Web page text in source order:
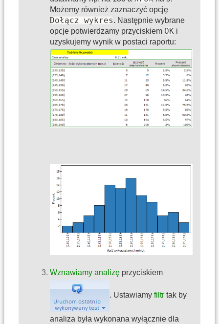
Możemy również zaznaczyć opcję
Dołącz wykres. Następnie wybrane
opcje potwierdzamy przyciskiem OK i
uzyskujemy wynik w postaci raportu:
Wznawiamy analizęprzyciskiem
. Ustawiamy filtrtak by
analiza była wykonana wyłącznie dla